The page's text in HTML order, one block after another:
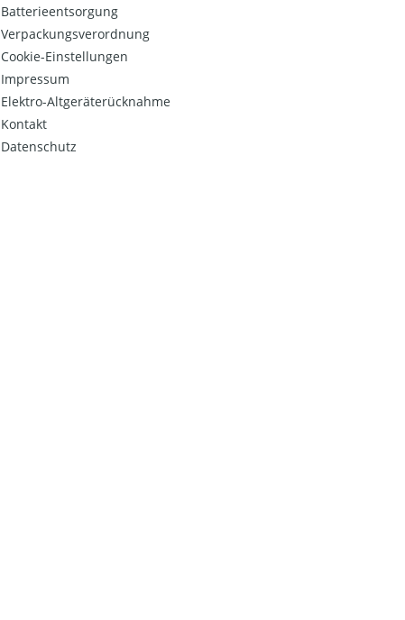
Batterieentsorgung
Verpackungsverordnung
Cookie-Einstellungen
Impressum
Elektro-Altgeräterücknahme
Kontakt
Datenschutz